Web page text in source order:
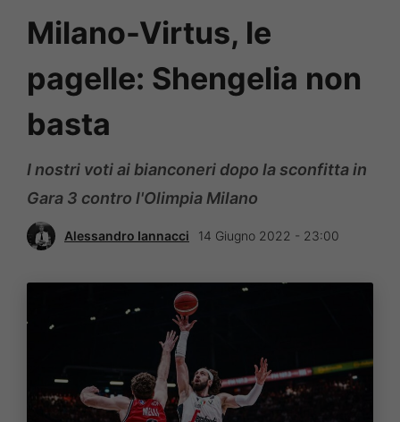
Milano-Virtus, le
pagelle: Shengelia non
basta
I nostri voti ai bianconeri dopo la sconfitta in
Gara 3 contro l'Olimpia Milano
Alessandro Iannacci 14 Giugno 2022 - 23:00